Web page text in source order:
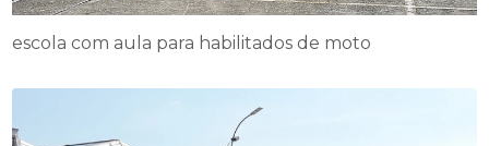
escola com aula para habilitados de moto